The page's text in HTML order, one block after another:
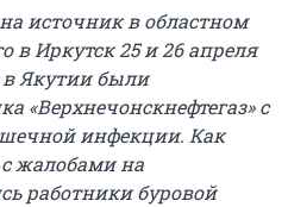
источник в областном
в Иркутск 25 и 26 апреля
в Якутии были
«Верхнечонскнефтегаз» с
инфекции. Как
жалобами на
работники буровой